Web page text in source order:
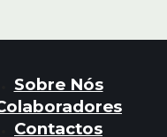
Sobre Nós
Contactos